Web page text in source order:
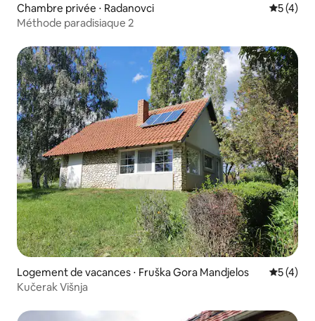
Chambre privée ⋅ Radanovci
5 (4)
Méthode paradisiaque 2
Logement de vacances ⋅ Fruška Gora Mandjelos
5 (4)
Kučerak Višnja